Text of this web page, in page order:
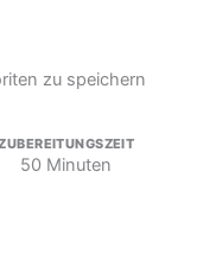
zu speichern
50 Minuten